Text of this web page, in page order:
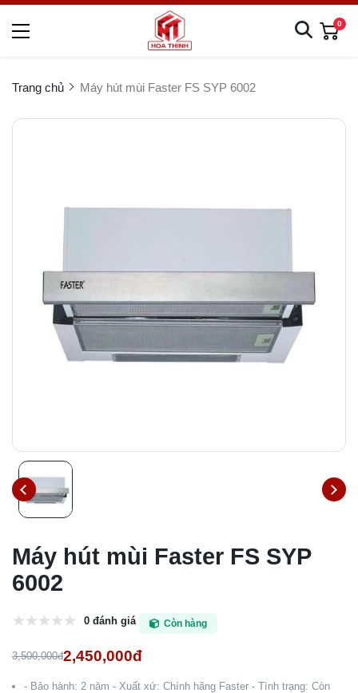
0
Trang chủ Máy hút mùi Faster FS SYP 6002
Máy hút mùi Faster FS SYP
6002
0 đánh giá Còn hàng
3,500,000đ2,450,000đ
- Bảo hành: 2 năm - Xuất xứ: Chính hãng Faster - Tình trạng: Còn